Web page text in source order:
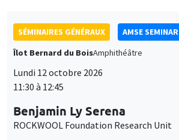
SÉMINAIRES GÉNÉRAUX
AMSE SEMINAR
Îlot Bernard du BoisAmphithéâtre
Lundi 12 octobre 2026
11:30 à 12:45
Benjamin Ly Serena
ROCKWOOL Foundation Research Unit